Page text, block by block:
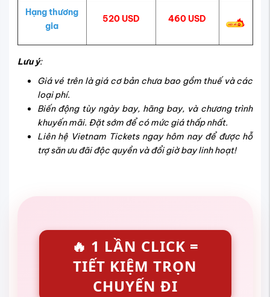
Hạng thương
gia
520 USD 460 USD
Lưu ý:
Giá vé trên là giá cơ bản chưa bao gồm thuế và các
loại phí.
Biến động tùy ngày bay, hãng bay, và chương trình
khuyến mãi. Đặt sớm để có mức giá thấp nhất.
Liên hệ Vietnam Tickets ngay hôm nay để được hỗ
trợ săn ưu đãi độc quyền và đổi giờ bay linh hoạt!
🔥 1 LẦN CLICK =
TIẾT KIỆM TRỌN
CHUYẾN ĐI